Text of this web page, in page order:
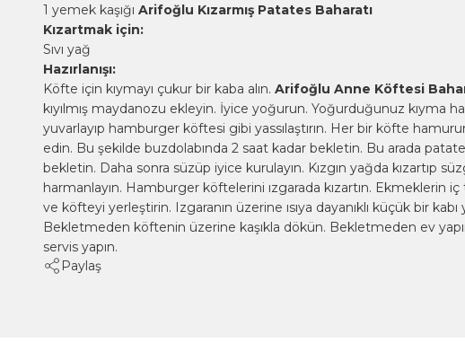
1 yemek kaşığı Arifoğlu Kızarmış Patates Baharatı
Kızartmak için:
Sıvı yağ
Hazırlanışı:
Köfte için kıymayı çukur bir kaba alın. Arifoğlu Anne Köftesi
kıyılmış maydanozu ekleyin. İyice yoğurun. Yoğurduğunuz kıyma
yuvarlayıp hamburger köftesi gibi yassılaştırın. Her bir köfte
edin. Bu şekilde buzdolabında 2 saat kadar bekletin. Bu arada
bekletin. Daha sonra süzüp iyice kurulayın. Kızgın yağda kızartıp
harmanlayın. Hamburger köftelerini ızgarada kızartın. Ekmeklerin iç
ve köfteyi yerleştirin. Izgaranın üzerine ısıya dayanıklı küçük bir
Bekletmeden köftenin üzerine kaşıkla dökün. Bekletmeden ev
servis yapın.
Paylaş